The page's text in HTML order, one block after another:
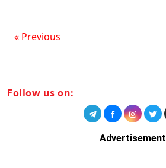
« Previous
Follow us on:
Advertisement